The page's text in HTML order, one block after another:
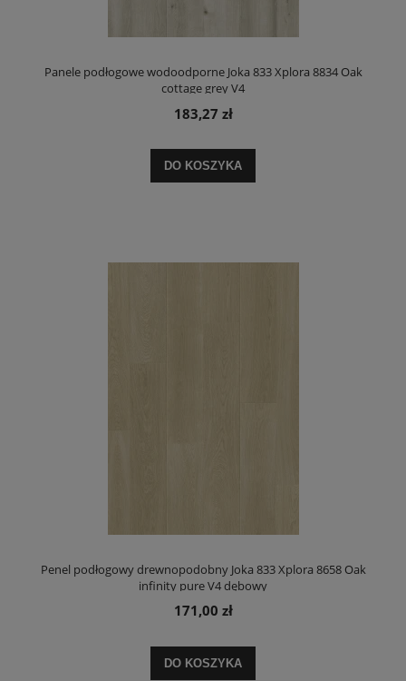
Panele podłogowe wodoodporne Joka 833 Xplora 8834 Oak
cottage grey V4
183,27 zł
DO KOSZYKA
Penel podłogowy drewnopodobny Joka 833 Xplora 8658 Oak
infinity pure V4 dębowy
171,00 zł
DO KOSZYKA